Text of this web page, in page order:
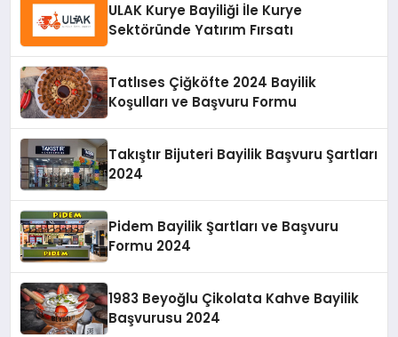
ULAK Kurye Bayiliği İle Kurye
Sektöründe Yatırım Fırsatı
Tatlıses Çiğköfte 2024 Bayilik
Koşulları ve Başvuru Formu
Takıştır Bijuteri Bayilik Başvuru Şartları
2024
Pidem Bayilik Şartları ve Başvuru
Formu 2024
1983 Beyoğlu Çikolata Kahve Bayilik
Başvurusu 2024